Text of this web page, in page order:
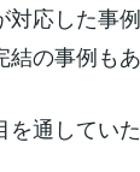
応した事
結の事例も
通してい